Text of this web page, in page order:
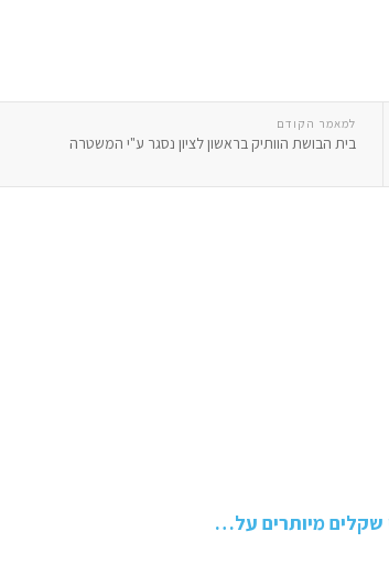
למאמר הקודם
בית הבושת הוותיק בראשון לציון נסגר ע"י המשטרה
שקלים מיותרים על…